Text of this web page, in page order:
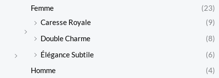
Femme
(23)
Caresse Royale
(9)
Double Charme
(8)
Élégance Subtile
(6)
Homme
(4)